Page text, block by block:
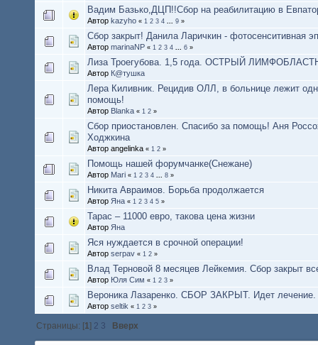
Вадим Базько,ДЦП!!Сбор на реабилитацию в
Автор kazyho « 1 2 3 4 ... 9 »
Сбор закрыт! Данила Ларичкин - фотосенситивная
Автор marinaNP « 1 2 3 4 ... 6 »
Лиза Троегубова. 1,5 года. ОСТРЫЙ
Автор К@тушка
Лера Киливник. Рецидив ОЛЛ, в больнице лежит
помощь!
Автор Blanka « 1 2 »
Cбор приостановлен. Спасибо за помощь! Аня
Ходжкина
Автор angelinka « 1 2 »
Помощь нашей форумчанке(Снежане)
Автор Mari « 1 2 3 4 ... 8 »
Никита Авраимов. Борьба продолжается
Автор Яна « 1 2 3 4 5 »
Тарас – 11000 евро, такова цена жизни
Автор Яна
Яся нуждается в срочной операции!
Автор serpav « 1 2 »
Влад Терновой 8 месяцев Лейкемия. Сбор закрыт
Автор Юля Сим « 1 2 3 »
Вероника Лазаренко. СБОР ЗАКРЫТ. Идет лечение.
Автор seltik « 1 2 3 »
Страницы: [1] 2 3 Вверх